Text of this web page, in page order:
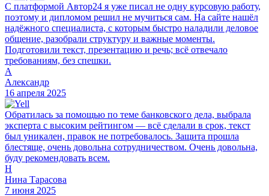
С платформой Автор24 я уже писал не одну курсовую работу,
поэтому и дипломом решил не мучиться сам. На сайте нашёл
надёжного специалиста, с которым быстро наладили деловое
общение, разобрали структуру и важные моменты.
Подготовили текст, презентацию и речь; всё отвечало
требованиям, без спешки.
А
Александр
16 апреля 2025
Обратилась за помощью по теме банковского дела, выбрала
эксперта с высоким рейтингом — всё сделали в срок, текст
был уникален, правок не потребовалось. Защита прошла
блестяще, очень довольна сотрудничеством. Очень довольна,
буду рекомендовать всем.
Н
Нина Тарасова
7 июня 2025